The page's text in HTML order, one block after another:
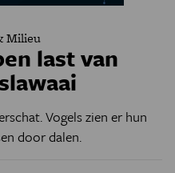
Milieu
last van
Vogels zien er hun
door dalen.